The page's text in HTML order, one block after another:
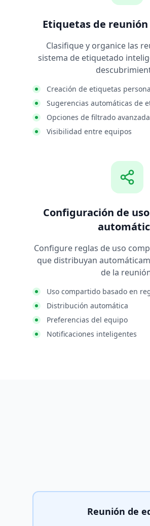
Etiquetas de
Clasifique y organice las
sistema de etiquetado
Creación de etiquetas
Sugerencias automáticas de
Opciones de filtrado
Visibilidad entre equipos
Configuración de
Configure reglas de uso
que distribuyan
de la
Uso compartido basado en
Distribución automática
Preferencias del equipo
Notificaciones inteligentes
Reunión de